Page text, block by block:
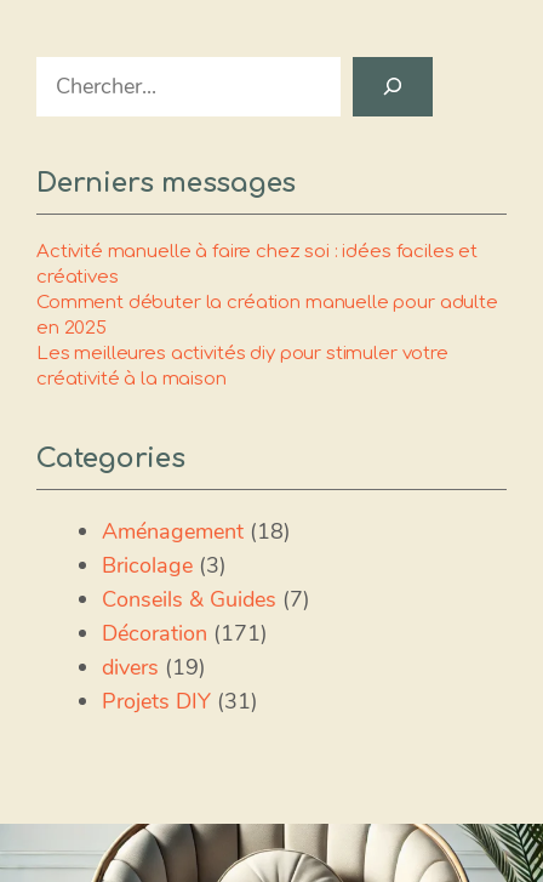
Search
Derniers messages
Activité manuelle à faire chez soi : idées faciles et
créatives
Comment débuter la création manuelle pour adulte
en 2025
Les meilleures activités diy pour stimuler votre
créativité à la maison
Categories
Aménagement (18)
Bricolage (3)
Conseils & Guides (7)
Décoration (171)
divers (19)
Projets DIY (31)